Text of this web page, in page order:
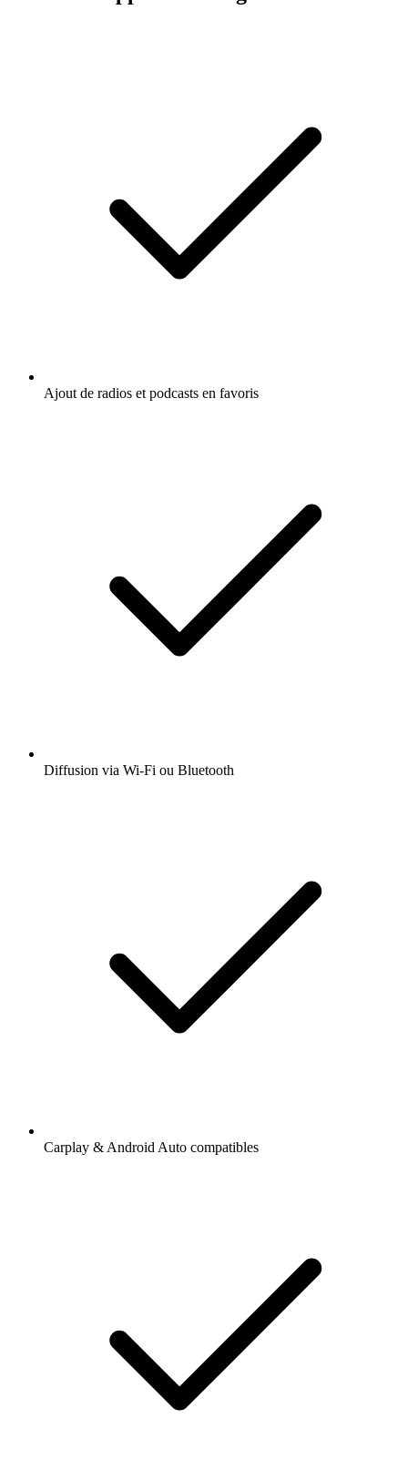
Ajout de radios et podcasts en favoris
Diffusion via Wi-Fi ou Bluetooth
Carplay & Android Auto compatibles